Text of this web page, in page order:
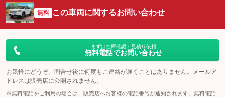
無料 この車両に関するお問い合わせ
まずは在庫確認・見積り依頼
無料電話でお問い合わせ
お気軽にどうぞ。問合せ後に何度もご連絡が届くことはありません。メールア
ドレスは販売店に公開されません。
※無料電話をご利用の場合は、販売店へお客様の電話番号が通知されます。無料電話